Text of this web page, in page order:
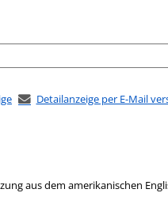
Detailanzeige per E-Mail
aus dem amerikanischen